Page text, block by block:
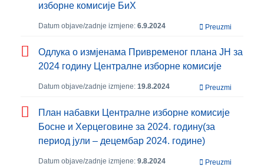
изборне комисије БиХ
Datum objave/zadnje izmjene: 6.9.2024 Preuzmi
Одлукa о измјенама Привременог плана ЈН за
2024 годину Централне изборне комисије
Datum objave/zadnje izmjene: 19.8.2024 Preuzmi
План набавки Централне изборне комисије
Босне и Херцеговине за 2024. годину(за
период јули – децембар 2024. године)
Datum objave/zadnje izmjene: 9.8.2024 Preuzmi